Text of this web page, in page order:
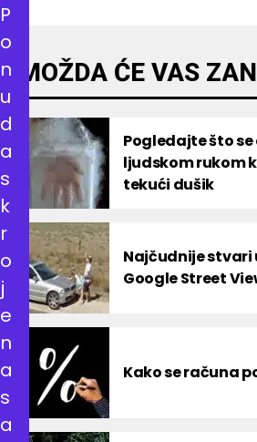
MOŽDA ĆE VAS
Pogledajte što
ljudskom rukom
tekući dušik
Najčudnije stvari
Google Street
Kako se računa
P
o
n
u
d
a
s
k
r
o
j
e
n
a
s
a